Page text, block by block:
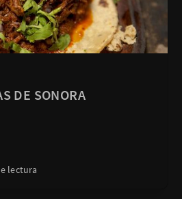
DE SONORA
lectura